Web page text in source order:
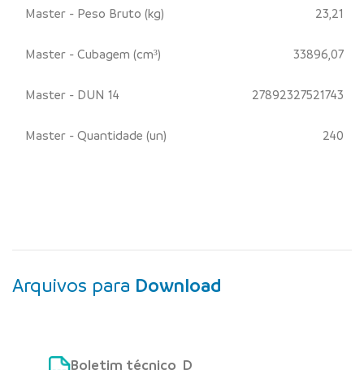
Master - Peso Bruto (kg) 23,21
Master - Cubagem (cm³) 33896,07
Master - DUN 14 27892327521743
Master - Quantidade (un) 240
Arquivos para Download
Boletim técnico_D